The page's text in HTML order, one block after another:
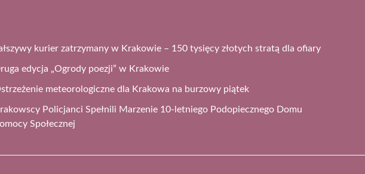
kurier zatrzymany w Krakowie – 150 tysięcy złotych stratą dla ofiary
edycja „Ogrody poezji” w Krakowie
meteorologiczne dla Krakowa na burzowy piątek
Policjanci Spełnili Marzenie 10-letniego Podopiecznego Domu
Społecznej